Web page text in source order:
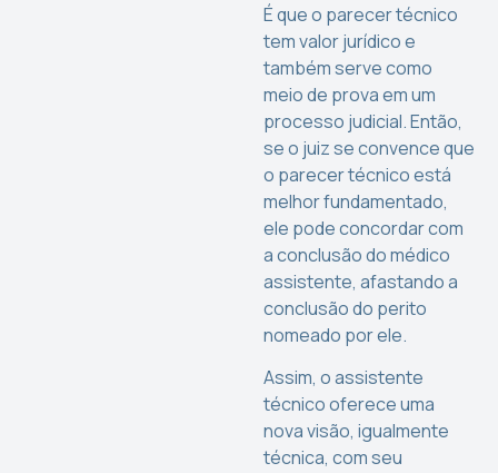
É que o parecer técnico
tem valor jurídico e
também serve como
meio de prova em um
processo judicial. Então,
se o juiz se convence que
o parecer técnico está
melhor fundamentado,
ele pode concordar com
a conclusão do médico
assistente, afastando a
conclusão do perito
nomeado por ele.
Assim, o assistente
técnico oferece uma
nova visão, igualmente
técnica, com seu